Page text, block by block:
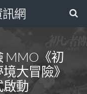
網
MMO《初
大冒險》
啟動